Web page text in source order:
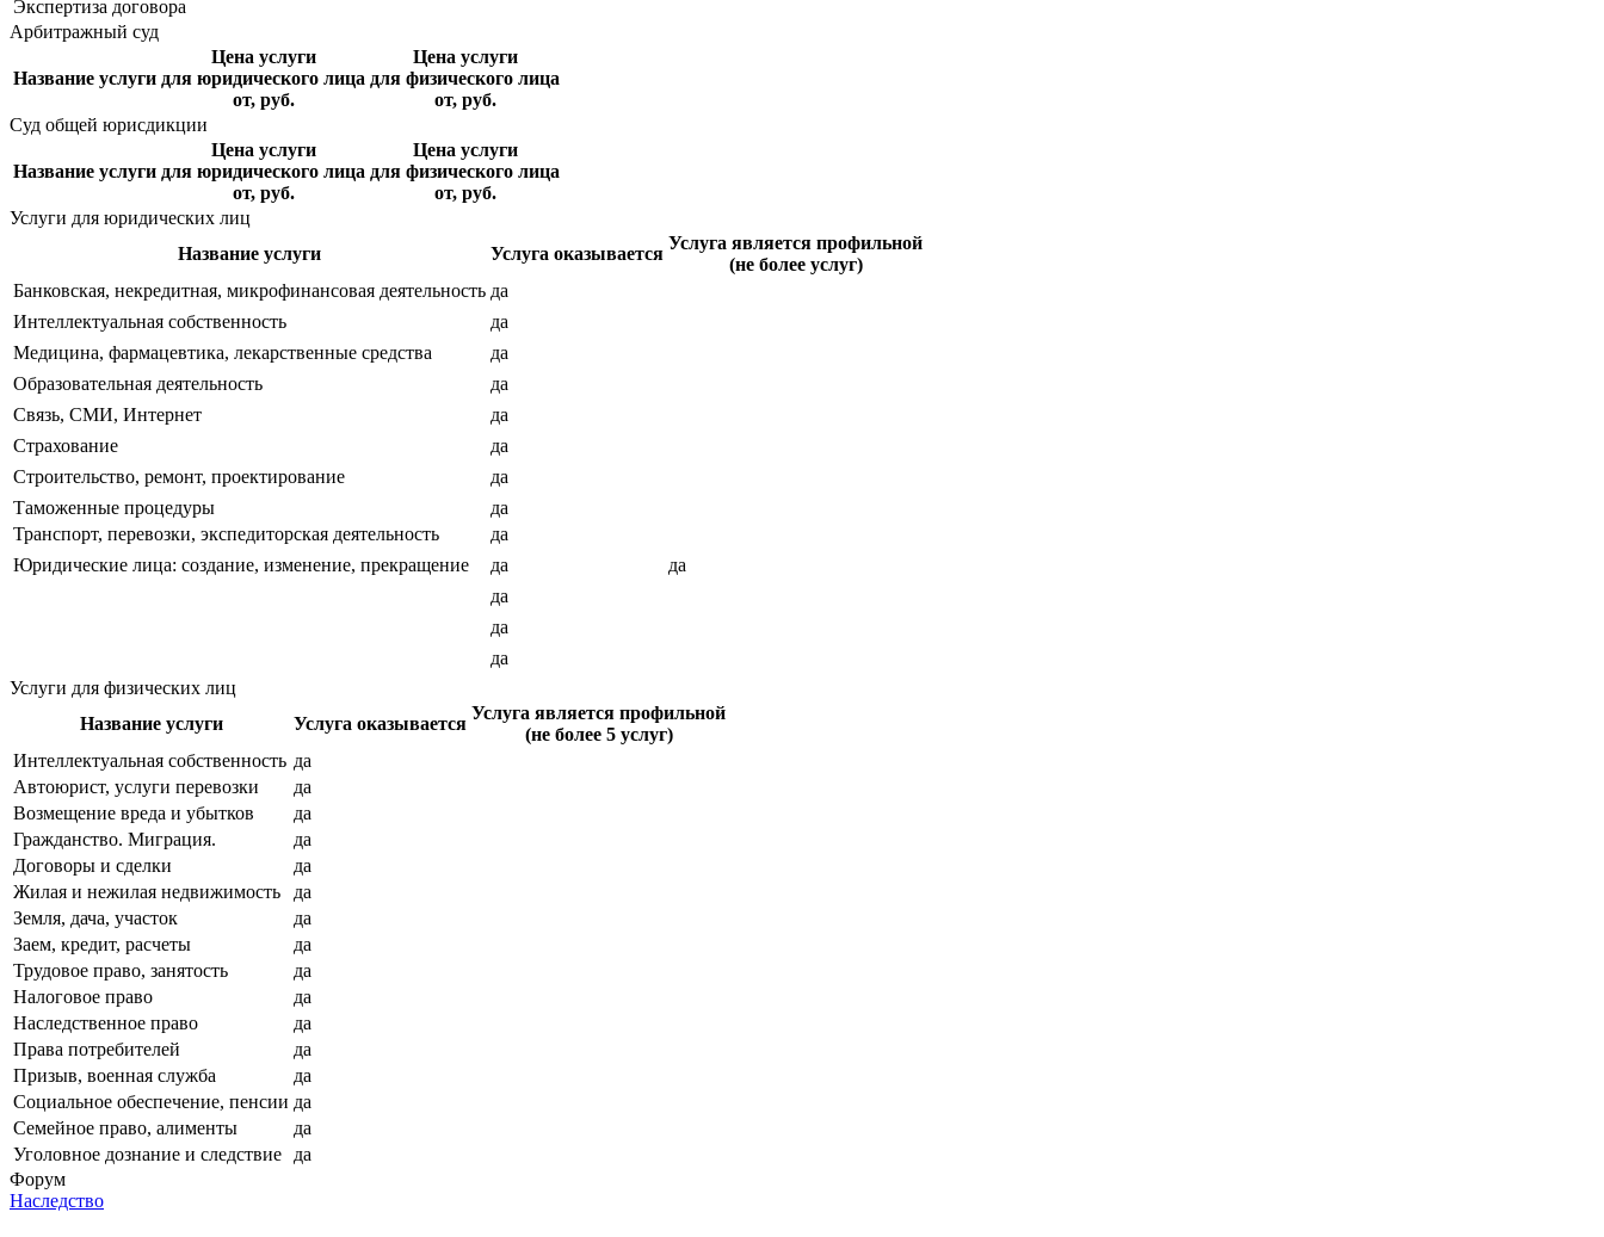
Экспертиза договора
Арбитражный суд
Название услуги
Цена услуги
для юридического лица
от, руб.
Цена услуги
для физического лица
от, руб.
Суд общей юрисдикции
Название услуги
Цена услуги
для юридического лица
от, руб.
Цена услуги
для физического лица
от, руб.
Услуги для юридических лиц
Название услуги
Услуга оказывается
Услуга является профильной
(не более услуг)
Банковская, некредитная, микрофинансовая деятельность да
Интеллектуальная собственность
да
Медицина, фармацевтика, лекарственные средства
да
Образовательная деятельность
да
Связь, СМИ, Интернет
да
Страхование
да
Строительство, ремонт, проектирование
да
Таможенные процедуры
да
Транспорт, перевозки, экспедиторская деятельность
да
Юридические лица: создание, изменение, прекращение
да
да
да
да
да
Услуги для физических лиц
Название услуги
Услуга оказывается
Услуга является профильной
(не более 5 услуг)
Интеллектуальная собственность да
Автоюрист, услуги перевозки
да
Возмещение вреда и убытков
да
Гражданство. Миграция.
да
Договоры и сделки
да
Жилая и нежилая недвижимость
да
Земля, дача, участок
да
Заем, кредит, расчеты
да
Трудовое право, занятость
да
Налоговое право
да
Наследственное право
да
Права потребителей
да
Призыв, военная служба
да
Социальное обеспечение, пенсии да
Семейное право, алименты
да
Уголовное дознание и следствие
да
Форум
Наследство